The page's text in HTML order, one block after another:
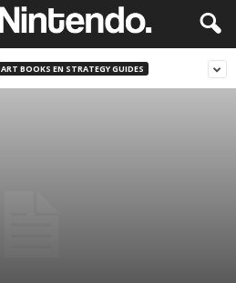
ART BOOKS EN STRATEGY GUIDES